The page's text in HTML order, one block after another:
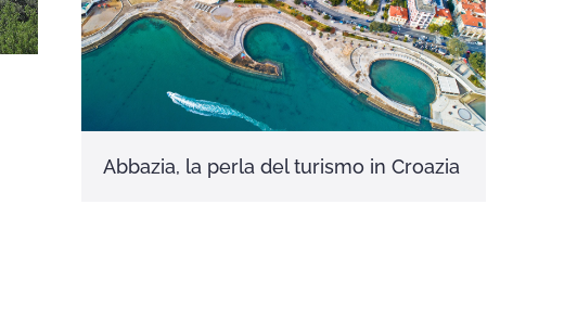
Abbazia, la perla del turismo in Croazia